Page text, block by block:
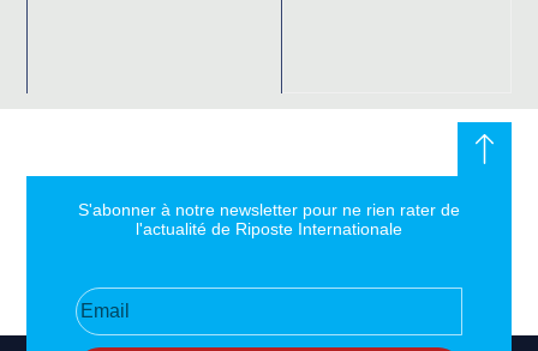
S'abonner à notre newsletter pour ne rien rater de
l'actualité de Riposte Internationale